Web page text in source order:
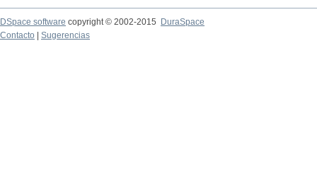
DSpace software copyright © 2002-2015
DuraSpace
Contacto
Sugerencias